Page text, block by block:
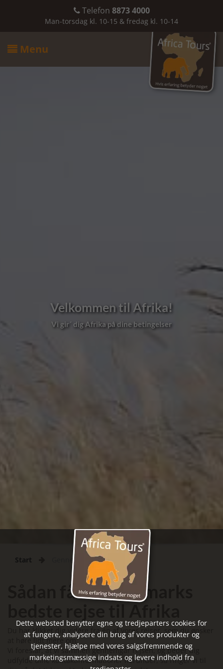
Telefon 8873 4000
Man-torsdag kl. 10-15 & fredag kl. 10-14
 Menu
Velkommen til Afrika!
Vi gir´ dig Afrika på dine betingelser
Start Gennemført
Sådan får du Danmarks
Du har klikket dig videre fra én af vores rejser, som du ønsker
at høre lidt mere om.
Vi foreslår, at vi sammen gennemgår rejsen, og beder dig
udfylde dine kontaktinformationer herunder, så ringer vi til
Dette websted benytter egne og tredjeparters cookies for
at fungere, analysere din brug af vores produkter og
tjenester, hjælpe med vores salgsfremmende og
marketingsmæssige indsats og levere indhold fra